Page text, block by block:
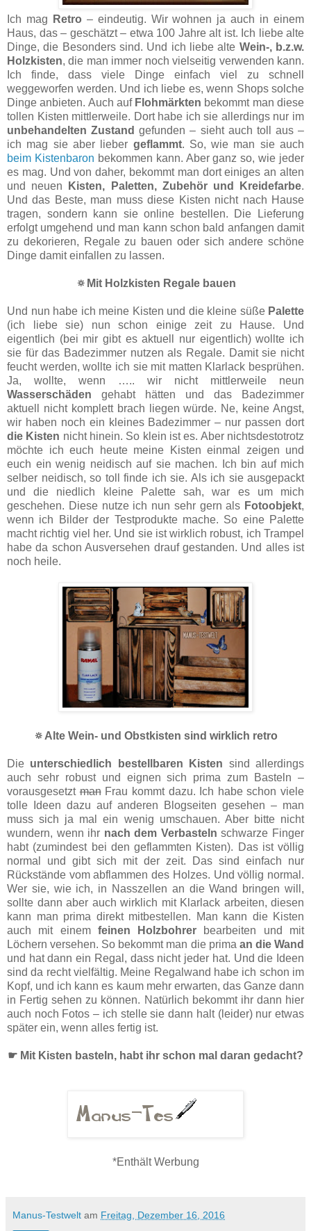
Ich mag Retro – eindeutig. Wir wohnen ja auch in einem
Haus, das – geschätzt – etwa 100 Jahre alt ist. Ich liebe alte
Dinge, die Besonders sind. Und ich liebe alte Wein-, b.z.w.
Holzkisten, die man immer noch vielseitig verwenden kann.
Ich finde, dass viele Dinge einfach viel zu schnell
weggeworfen werden. Und ich liebe es, wenn Shops solche
Dinge anbieten. Auch auf Flohmärkten bekommt man diese
tollen Kisten mittlerweile. Dort habe ich sie allerdings nur im
unbehandelten Zustand gefunden – sieht auch toll aus –
ich mag sie aber lieber geflammt. So, wie man sie auch
beim Kistenbaron bekommen kann. Aber ganz so, wie jeder
es mag. Und von daher, bekommt man dort einiges an alten
und neuen
Kisten, Paletten, Zubehör und Kreidefarbe.
Und das Beste, man muss diese Kisten nicht nach Hause
tragen, sondern kann sie online bestellen. Die Lieferung
erfolgt umgehend und man kann schon bald anfangen damit
zu dekorieren, Regale zu bauen oder sich andere schöne
Dinge damit einfallen zu lassen.
🔅Mit Holzkisten Regale bauen
Und nun habe ich meine Kisten und die kleine süße Palette
(ich liebe sie) nun schon einige zeit zu Hause. Und
eigentlich (bei mir gibt es aktuell nur eigentlich) wollte ich
sie für das Badezimmer nutzen als Regale. Damit sie nicht
feucht werden, wollte ich sie mit matten Klarlack besprühen.
Ja, wollte, wenn ….. wir nicht mittlerweile neun
Wasserschäden gehabt hätten und das Badezimmer
aktuell nicht komplett brach liegen würde. Ne, keine Angst,
wir haben noch ein kleines Badezimmer – nur passen dort
die Kisten nicht hinein. So klein ist es. Aber nichtsdestotrotz
möchte ich euch heute meine Kisten einmal zeigen und
euch ein wenig neidisch auf sie machen. Ich bin auf mich
selber neidisch, so toll finde ich sie. Als ich sie ausgepackt
und die niedlich kleine Palette sah, war es um mich
geschehen. Diese nutze ich nun sehr gern als Fotoobjekt,
wenn ich Bilder der Testprodukte mache. So eine Palette
macht richtig viel her. Und sie ist wirklich robust, ich Trampel
habe da schon Ausversehen drauf gestanden. Und alles ist
noch heile.
🔅Alte Wein- und Obstkisten sind wirklich retro
Die unterschiedlich bestellbaren Kisten sind allerdings
auch sehr robust und eignen sich prima zum Basteln –
vorausgesetztmanFrau kommt dazu. Ich habe schon viele
tolle Ideen dazu auf anderen Blogseiten gesehen – man
muss sich ja mal ein wenig umschauen. Aber bitte nicht
wundern, wenn ihr nach dem Verbasteln schwarze Finger
habt (zumindest bei den geflammten Kisten). Das ist völlig
normal und gibt sich mit der zeit. Das sind einfach nur
Rückstände vom abflammen des Holzes. Und völlig normal.
Wer sie, wie ich, in Nasszellen an die Wand bringen will,
sollte dann aber auch wirklich mit Klarlack arbeiten, diesen
kann man prima direkt mitbestellen. Man kann die Kisten
auch mit einem feinen Holzbohrer bearbeiten und mit
Löchern versehen. So bekommt man die prima an die Wand
und hat dann ein Regal, dass nicht jeder hat. Und die Ideen
sind da recht vielfältig. Meine Regalwand habe ich schon im
Kopf, und ich kann es kaum mehr erwarten, das Ganze dann
in Fertig sehen zu können. Natürlich bekommt ihr dann hier
auch noch Fotos – ich stelle sie dann halt (leider) nur etwas
später ein, wenn alles fertig ist.
☛ Mit Kisten basteln, habt ihr schon mal daran gedacht?
*Enthält Werbung
Manus-Testwelt am Freitag, Dezember 16, 2016